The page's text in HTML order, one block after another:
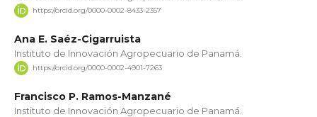
https://orcid.org/0000-0002-8433-2357
Ana E. Saéz-Cigarruista
Instituto de Innovación Agropecuario de Panamá.
https://orcid.org/0000-0002-4901-7263
Francisco P. Ramos-Manzané
Instituto de Innovación Agropecuario de Panamá.